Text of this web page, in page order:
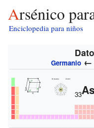
Arsénico
Enciclopedia para niños
Germanio
33As